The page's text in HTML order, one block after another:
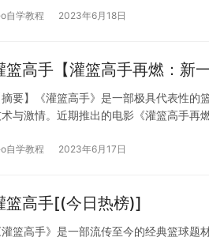
自学教程 2023年6月18日
篮高手【灌篮高手再燃：新
摘要】《灌篮高手》是一部极具代表性
与激情。近期推出的电影《灌篮高手再
自学教程 2023年6月17日
篮高手[(今日热榜)]
灌篮高手》是一部流传至今的经典篮球